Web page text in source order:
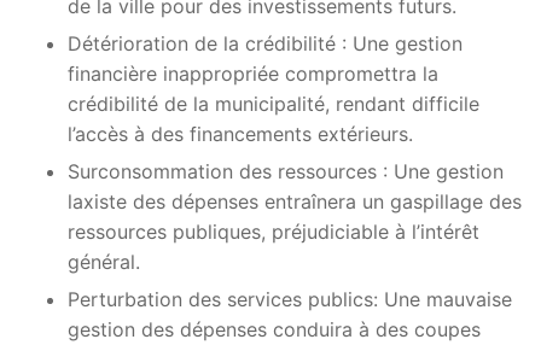
de la ville pour des investissements futurs.
Détérioration de la crédibilité : Une gestion
financière inappropriée compromettra la
crédibilité de la municipalité, rendant difficile
l’accès à des financements extérieurs.
Surconsommation des ressources : Une gestion
laxiste des dépenses entraînera un gaspillage des
ressources publiques, préjudiciable à l’intérêt
général.
Perturbation des services publics: Une mauvaise
gestion des dépenses conduira à des coupes